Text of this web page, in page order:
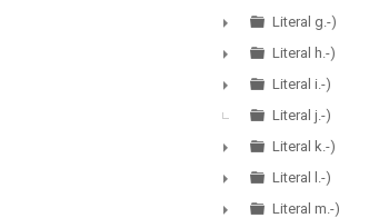
►
Literal g.-)
►
Literal h.-)
►
Literal i.-)
Literal j.-)
►
Literal k.-)
►
Literal l.-)
Literal m.-)